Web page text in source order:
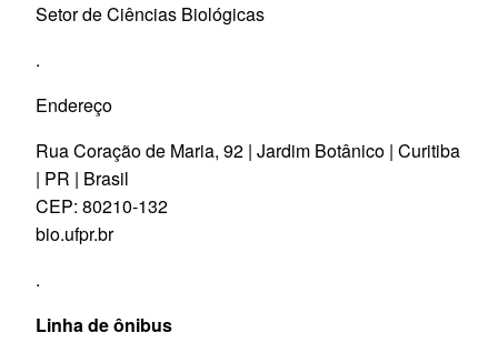
Setor de Ciências Biológicas
.
Endereço
Rua Coração de Maria, 92 | Jardim Botânico | Curitiba
| PR | Brasil
CEP: 80210-132
bio.ufpr.br
.
Linha de ônibus